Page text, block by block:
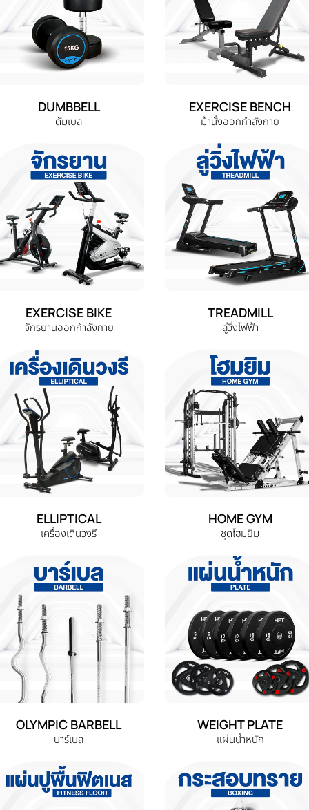
DUMBBELL
ดัมเบล
EXERCISE BENCH
ม้านั่งออกกำลังกาย
EXERCISE BIKE
จักรยานออกกำลังกาย
TREADMILL
ลู่วิ่งไฟฟ้า
ELLIPTICAL
เครื่องเดินวงรี
HOME GYM
ชุดโฮมยิม
OLYMPIC BARBELL
บาร์เบล
WEIGHT PLATE
แผ่นน้ำหนัก